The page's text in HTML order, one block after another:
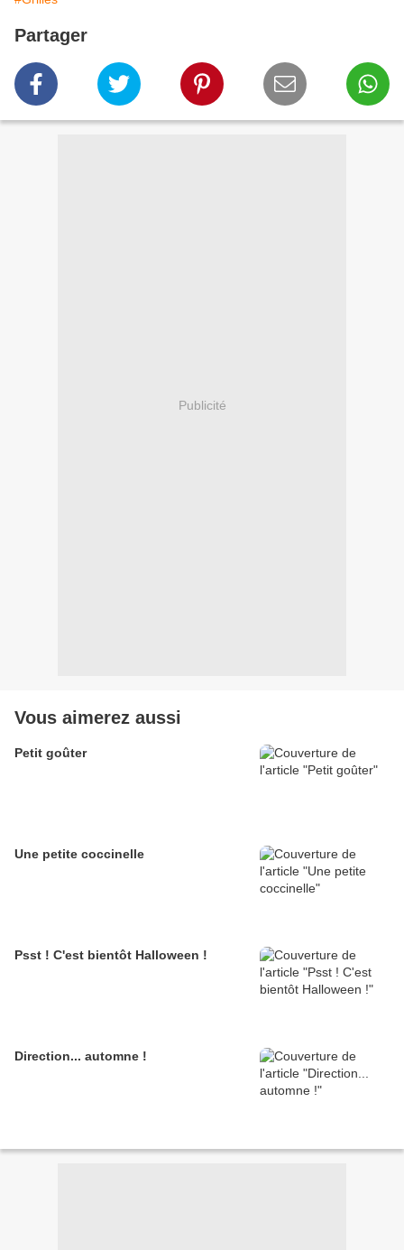
Partager
Publicité
Vous aimerez aussi
Petit goûter
Une petite coccinelle
Psst ! C'est bientôt Halloween !
Direction... automne !